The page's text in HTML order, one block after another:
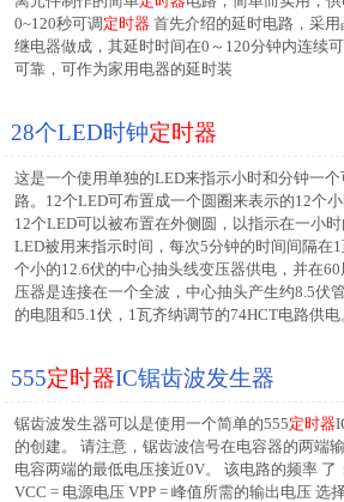
0~120秒可调定时器 首先介绍的延时电路，采
继电器做成，其延时时间在0～120分钟内连续
可靠，可作为家用电器的延时装
28个LED时钟定时器
这是一个使用单独的LED来指示小时和分钟一
路。12个LED可布置成一个圆圈来表示的12个
12个LED可以被布置在外侧圆，以指示在一小
LED被用来指示时间，每次5分钟的时间间隔在
个小的12.6伏的中心抽头线变压器供电，并在
压器是连接在一个全波，中心抽头产生约8.5伏
的电阻和5.1伏，1瓦齐纳调节的74HCT电路供
555定时器IC锯齿波发生器
锯齿波发生器可以是使用一个简单的555定时器
的创建。 请注意，锯齿波信号在电容器的两端
电容两端的最低电压接近0V。 该电路的频率 了
VCC = 电源电压 VPP = 峰值所需的输出电压 选